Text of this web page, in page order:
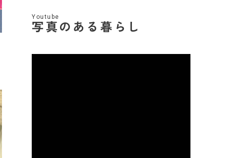
Youtube
写真のある暮らし